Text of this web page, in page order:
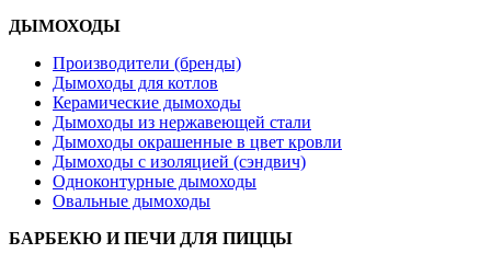
ДЫМОХОДЫ
Производители (бренды)
Дымоходы для котлов
Керамические дымоходы
Дымоходы из нержавеющей стали
Дымоходы окрашенные в цвет кровли
Дымоходы с изоляцией (сэндвич)
Одноконтурные дымоходы
Овальные дымоходы
БАРБЕКЮ И ПЕЧИ ДЛЯ ПИЦЦЫ